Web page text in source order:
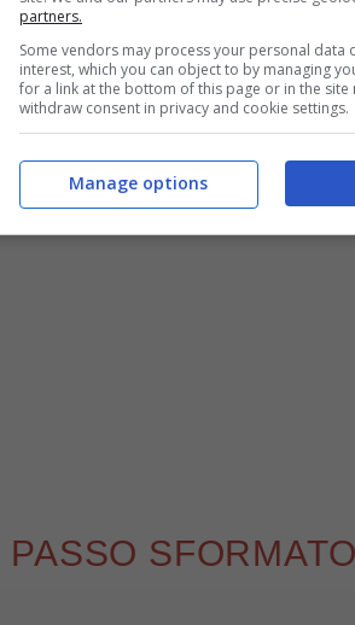
SFORMATO
partners.
Some vendors may process your personal data
interest, which you can object to by managing
for a link at the bottom of this page or in the site
withdraw consent in privacy and cookie settings.
Manage options